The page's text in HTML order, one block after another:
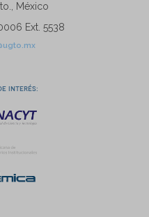
México
Ext. 5538
interés: